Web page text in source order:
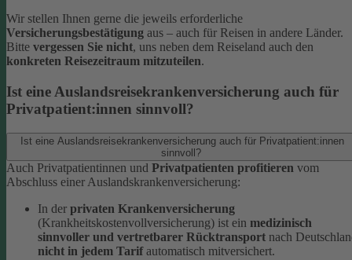
Wir stellen Ihnen gerne die jeweils erforderliche
Versicherungsbestätigung aus – auch für Reisen in andere Länder.
Bitte vergessen Sie nicht, uns neben dem Reiseland auch den
konkreten Reisezeitraum mitzuteilen.
Ist eine Auslandsreisekrankenversicherung auch für
Privatpatient:innen sinnvoll?
Ist eine Auslandsreisekrankenversicherung auch für Privatpatient:innen
sinnvoll?
Auch Privatpatientinnen und Privatpatienten profitieren vom
Abschluss einer Auslandskrankenversicherung:
In der privaten Krankenversicherung
(Krankheitskostenvollversicherung) ist ein medizinisch
sinnvoller und vertretbarer Rücktransport nach
nicht in jedem Tarifautomatisch mitversichert.